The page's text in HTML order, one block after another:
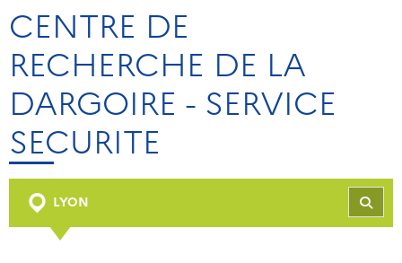
CENTRE DE
RECHERCHE DE LA
DARGOIRE - SERVICE
SECURITE
LYON